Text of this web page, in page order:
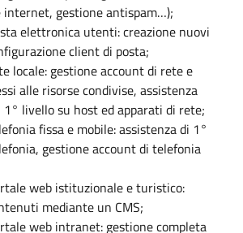
internet, gestione antispam…);
elettronica utenti: creazione nuovi
client di posta;
locale: gestione account di rete e
alle risorse condivise, assistenza
livello su host ed apparati di rete;
fissa e mobile: assistenza di 1°
gestione account di telefonia
web istituzionale e turistico:
mediante un CMS;
web intranet: gestione completa